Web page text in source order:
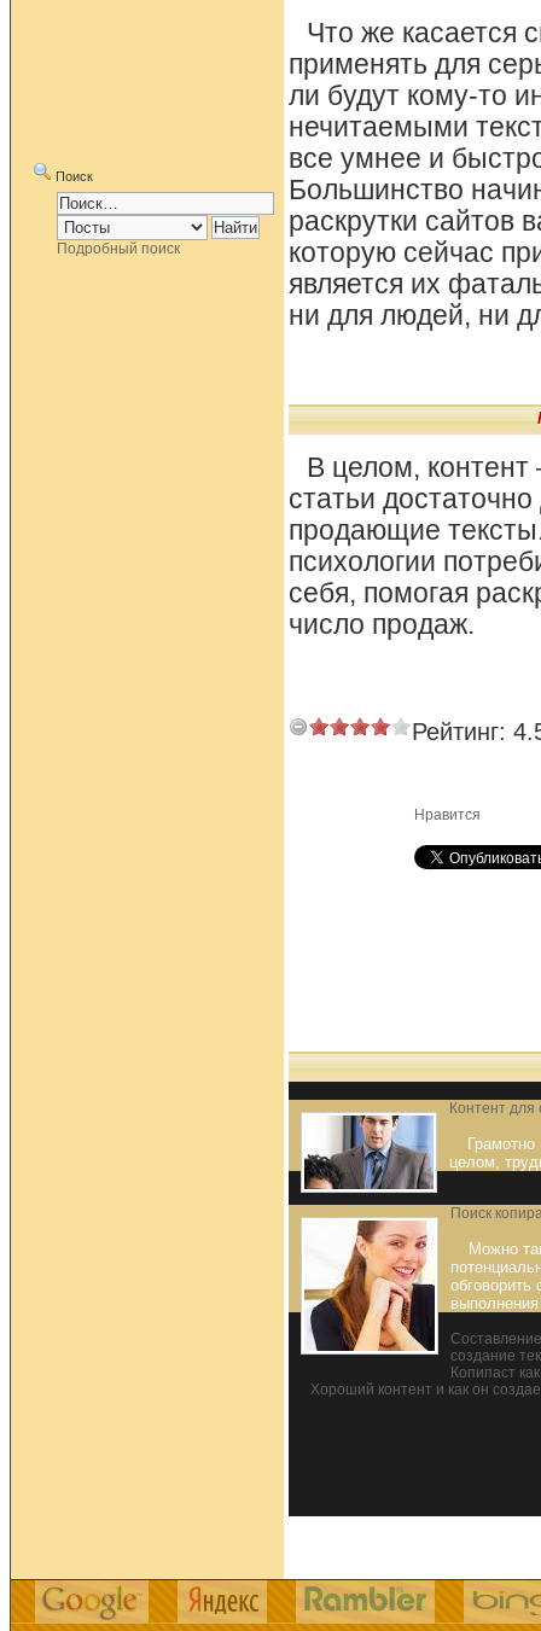
Поиск
Подробный поиск
Что же касается
применять для
ли будут кому-то
нечитаемыми
все умнее и
Большинство
раскрутки сайтов
которую сейчас
является их
ни для людей, ни
В целом,
статьи
продающие
психологии
себя, помогая
число продаж.
Рейтинг:
Нравится
Контент для
целом,
Поиск
Можно
обговорить
выполнения
создание
Копипаст
Хороший контент и как он